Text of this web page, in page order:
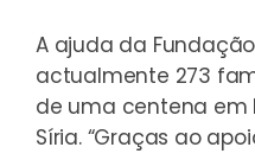
A ajuda da
actualmente 273
de uma centena em
Síria. “Graças ao